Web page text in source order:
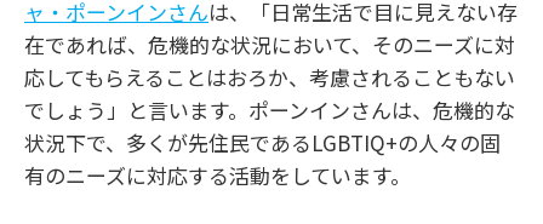
ャ・ポーンインさんは、「日常生活で目に見えない存
在であれば、危機的な状況において、そのニーズに対
応してもらえることはおろか、考慮されることもない
でしょう」と言います。ポーンインさんは、危機的な
状況下で、多くが先住民であるLGBTIQ+の人々の固
有のニーズに対応する活動をしています。